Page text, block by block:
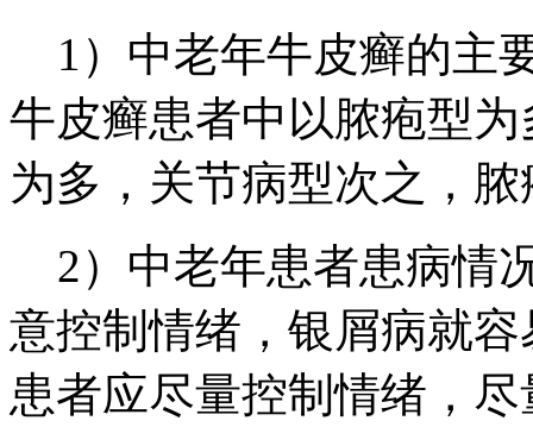
1）中老年牛皮癣的主
牛皮癣患者中以脓疱型
为多，关节病型次之，
2）中老年患者患病情
意控制情绪，银屑病就
患者应尽量控制情绪，